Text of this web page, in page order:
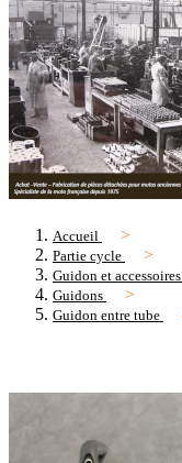
Accueil
Partie cycle
Guidon et accessoires
Guidons
Guidon entre tube